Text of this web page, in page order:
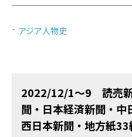
アジア人物史
2022/12/1～9 読売新
聞・日本経済新聞・中
西日本新聞・地方紙33